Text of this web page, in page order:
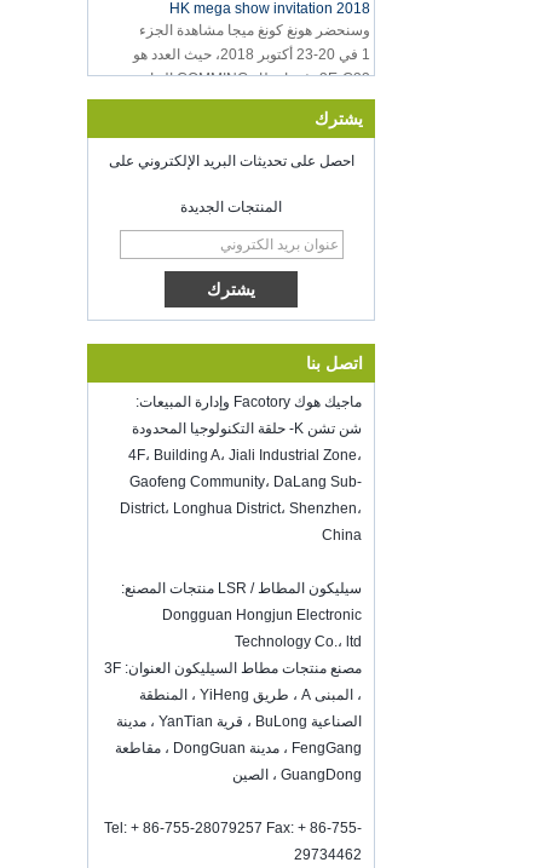
وسنحضر هونغ كونغ ميجا مشاهدة الجزء
1 في 20-23 أكتوبر 2018، حيث العدد هو
3E-C33، في انتظار COMMING الخاص
مرحبا بكم في مقابلة معنا في معرض
المنزلي الملهم، مكورميك مكان شيكاغو إيل
الولايات المتحدة الأمريكية.
حظا سعيدا مع عملك في جميع أنحاء العام
الجديد
لمزيد من المعلومات Bussiness، يرجى
الاتصال ب Wendy.البريد الإلكتروني:
sales5@kring.com Tel / Whatsapp: +8
...
Hot selling products
Hot selling products :portable mini
vacuum sealer 1) For the vacuum
sealer, we have two versions, updated
version with theautomatically vacuum
sensor...
K-Ring's booth number N6819 - The
We are going toattend The Inspired
Home Show,McCormick Place,
Chicago, IL, March 5-7, 2022,booth
number N6819, welcome to visit
us. Best Choice To K...
كيفية الحفاظ على النبيذ طازجة؟
لا تشرب كثيرا على الرغم من أنه نبيذ
جيد.كيفية الحفاظ على النبيذ طازجة؟لذلك،
محكم.زجاجة نبيذ سيليكون ...
2018 HK mega show invitation
يشترك
احصل على تحديثات البريد الإلكتروني على
المنتجات الجديدة
اتصل بنا
ماجيك هوك Facotory وإدارة المبيعات:
شن تشن K- حلقة التكنولوجيا المحدودة
4F، Building A، Jiali Industrial Zone،
Gaofeng Community، DaLang Sub-
District، Longhua District، Shenzhen،
China
سيليكون المطاط / LSR منتجات المصنع:
Dongguan Hongjun Electronic
Technology Co.، ltd
مصنع منتجات مطاط السيليكون العنوان: 3F
، المبنى A ، طريق YiHeng ، المنطقة
الصناعية BuLong ، قرية YanTian ، مدينة
FengGang ، مدينة DongGuan ، مقاطعة
GuangDong ، الصين
Tel: + 86-755-28079257 Fax: + 86-755-
29734462